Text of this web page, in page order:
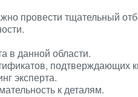
провести тщательный
в данной области.
подтверждающих
эксперта.
к деталям.